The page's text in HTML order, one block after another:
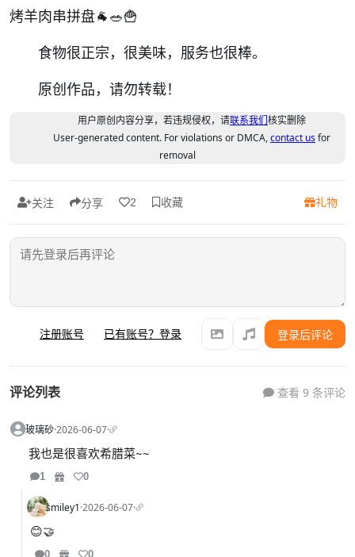
烤羊肉串拼盘🐐🥗🍟
食物很正宗，很美味，服务也很棒。
原创作品，请勿转载！
用户原创内容分享，若违规侵权，请联系我们核实删除
User-generated content. For violations or DMCA,contact usfor
removal
关注 分享 2 收藏 礼物
注册账号 已有账号？登录 登录后评论
评论列表 查看 9 条评论
玻璃砂·2026-06-07·
我也是很喜欢希腊菜~~
1 0
smiley1·2026-06-07·
😊🤝
0 0